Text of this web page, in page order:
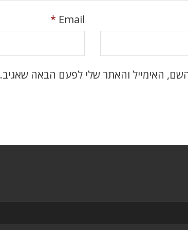
Email
*
האימייל והאתר שלי לפעם הבאה שאגיב.